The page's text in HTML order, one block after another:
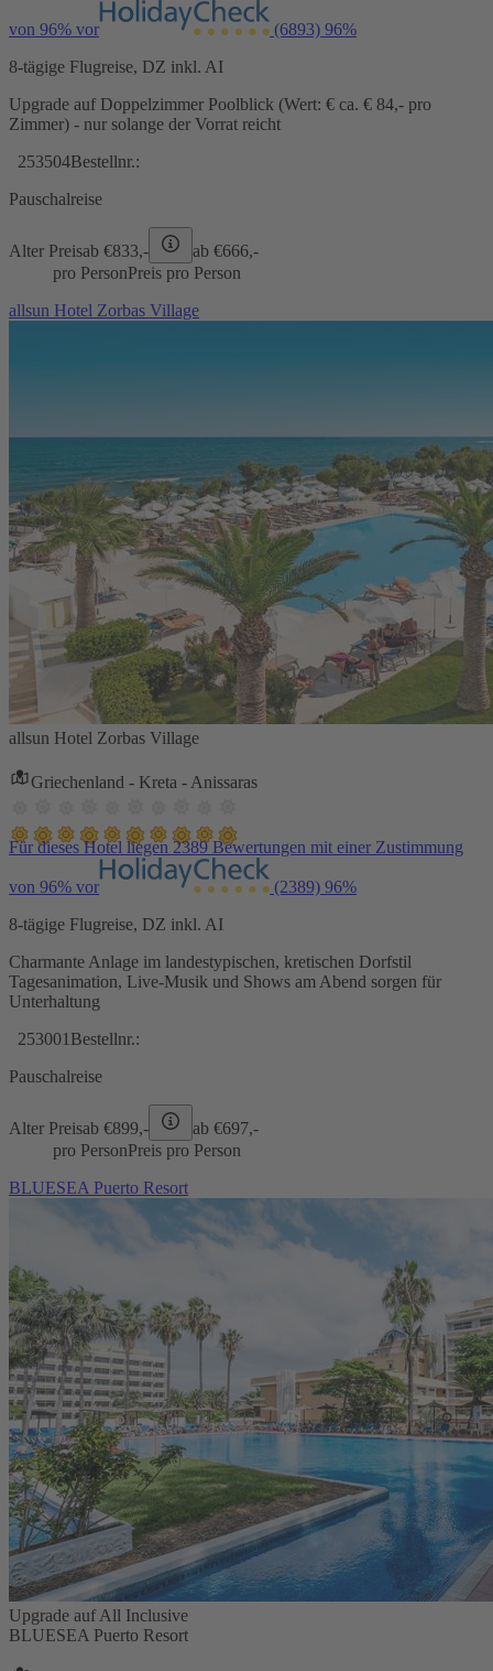
von 96% vor (6893) 96%
8-tägige Flugreise, DZ inkl. AI
Upgrade auf Doppelzimmer Poolblick (Wert: € ca. € 84,- pro
Zimmer) - nur solange der Vorrat reicht
253504Bestellnr.:
Pauschalreise
Alter Preisab €833,- ab €666,-
pro PersonPreis pro Person
allsun Hotel Zorbas Village
allsun Hotel Zorbas Village
Griechenland - Kreta - Anissaras
Für dieses Hotel liegen 2389 Bewertungen mit einer Zustimmung
von 96% vor (2389) 96%
8-tägige Flugreise, DZ inkl. AI
Charmante Anlage im landestypischen, kretischen Dorfstil
Tagesanimation, Live-Musik und Shows am Abend sorgen für
Unterhaltung
253001 Bestellnr.:
Pauschalreise
Alter Preisab €899,- ab €697,-
pro PersonPreis pro Person
BLUESEA Puerto Resort
Upgrade auf All Inclusive
BLUESEA Puerto Resort